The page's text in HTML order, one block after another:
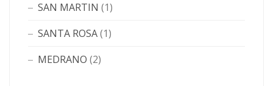
SAN MARTIN (1)
SANTA ROSA(1)
MEDRANO (2)